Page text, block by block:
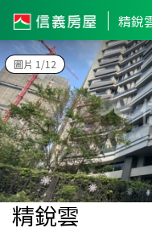
精銳
圖片 1/12
精銳雲